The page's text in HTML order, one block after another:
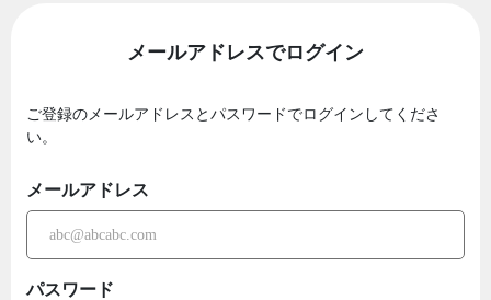
メールアドレスでログイン
ご登録のメールアドレスとパスワードでログインしてくださ
い。
メールアドレス
パスワード